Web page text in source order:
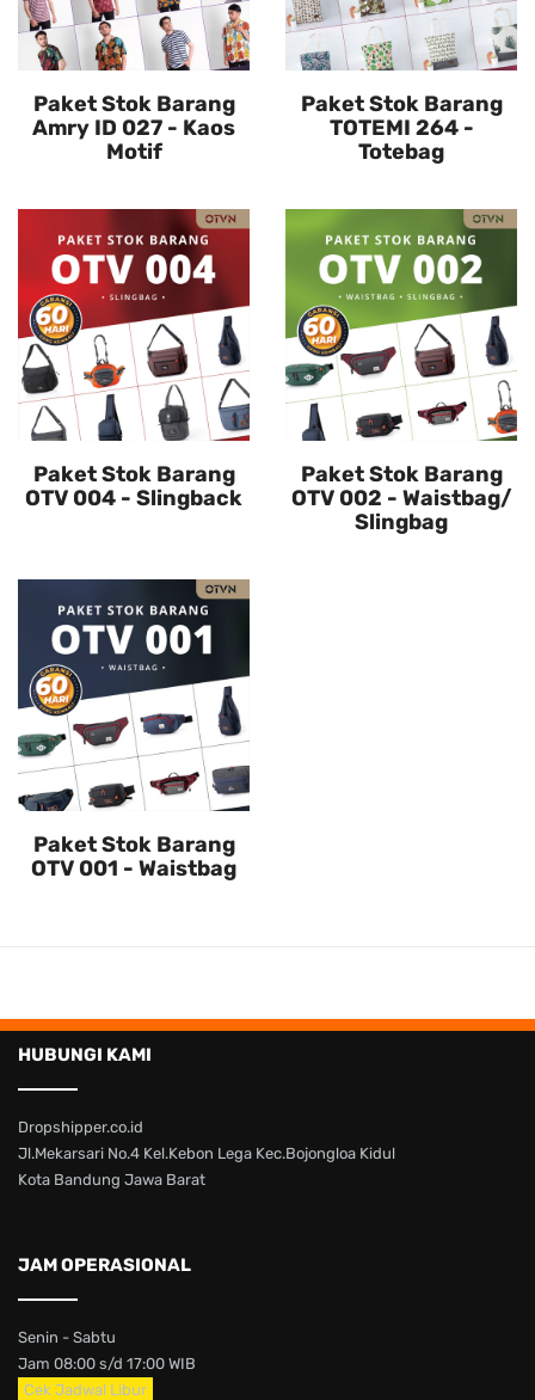
Paket Stok Barang
Amry ID 027 - Kaos
Motif
Paket Stok Barang
TOTEMI 264 -
Totebag
Paket Stok Barang
OTV 004 - Slingback
Paket Stok Barang
OTV 002 - Waistbag/
Slingbag
Paket Stok Barang
OTV 001 - Waistbag
HUBUNGI KAMI
Dropshipper.co.id
Jl.Mekarsari No.4 Kel.Kebon Lega Kec.Bojongloa Kidul
Kota Bandung Jawa Barat
JAM OPERASIONAL
Senin - Sabtu
Jam 08:00 s/d 17:00 WIB
Cek Jadwal Libur